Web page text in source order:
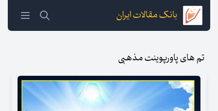
بانک مقالات ایران
تم های پاورپوینت مذهبی